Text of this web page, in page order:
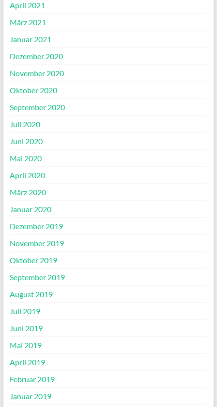
April 2021
März 2021
Januar 2021
Dezember 2020
November 2020
Oktober 2020
September 2020
Juli 2020
Juni 2020
Mai 2020
April 2020
März 2020
Januar 2020
Dezember 2019
November 2019
Oktober 2019
September 2019
August 2019
Juli 2019
Juni 2019
Mai 2019
April 2019
Februar 2019
Januar 2019